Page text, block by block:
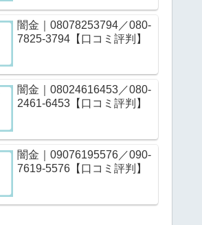
闇金｜08078253794／080-
7825-3794【口コミ評判】
闇金｜08024616453／080-
2461-6453【口コミ評判】
闇金｜09076195576／090-
7619-5576【口コミ評判】